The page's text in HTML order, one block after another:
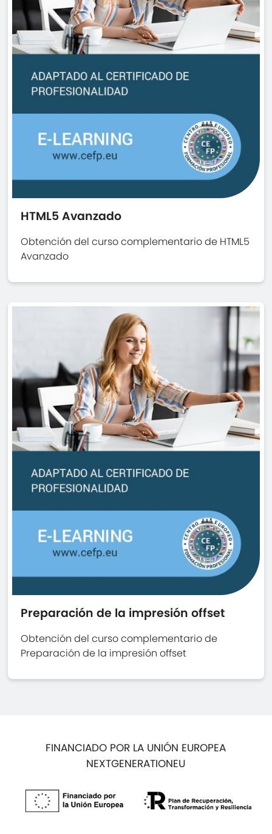
HTML5 Avanzado
Obtención del curso complementario de HTML5
Avanzado
Preparación de la impresión offset
Obtención del curso complementario de
Preparación de la impresión offset
FINANCIADO POR LA UNIÓN EUROPEA
NEXTGENERATIONEU